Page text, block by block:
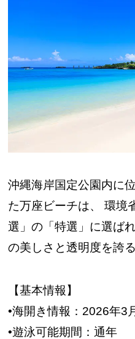
沖縄海岸国定公園内に
た万座ビーチは、 環境
選」の「特選」に選ば
の美しさと透明度を誇
【基本情報】
•海開き情報：2026年3
•遊泳可能期間：通年